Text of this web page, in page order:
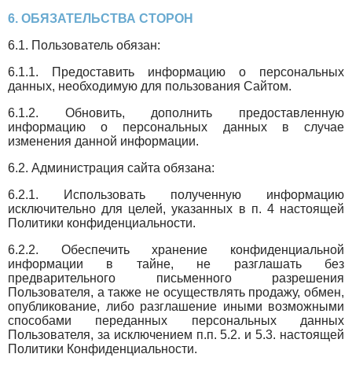
6. ОБЯЗАТЕЛЬСТВА СТОРОН
6.1. Пользователь обязан:
6.1.1. Предоставить информацию о персональных
данных, необходимую для пользования Сайтом.
6.1.2. Обновить, дополнить предоставленную
информацию о персональных данных в случае
изменения данной информации.
6.2. Администрация сайта обязана:
6.2.1. Использовать полученную информацию
исключительно для целей, указанных в п. 4 настоящей
Политики конфиденциальности.
6.2.2. Обеспечить хранение конфиденциальной
информации в тайне, не разглашать без
предварительного письменного разрешения
Пользователя, а также не осуществлять продажу, обмен,
опубликование, либо разглашение иными возможными
способами переданных персональных данных
Пользователя, за исключением п.п. 5.2. и 5.3. настоящей
Политики Конфиденциальности.